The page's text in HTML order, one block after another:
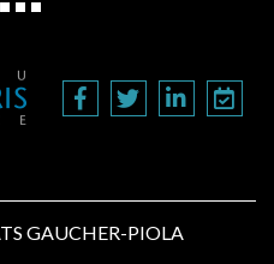
GAUCHER-PIOLA